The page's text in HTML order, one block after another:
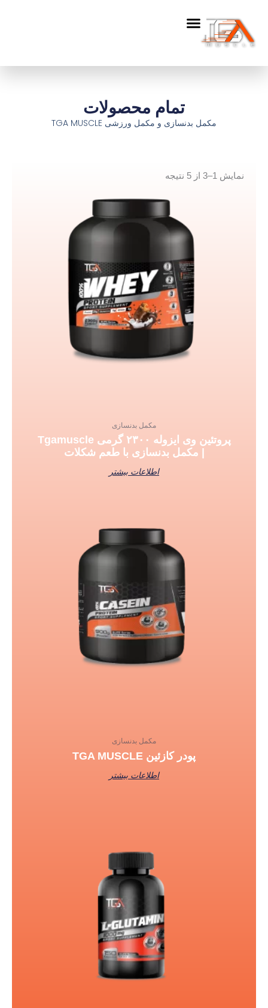
محتوا
تمام محصولات
مکمل‌ بدنسازی و مکمل ورزشی TGA MUSCLE
نمایش 1–3 از 5 نتیجه
مکمل بدنسازی
پروتئین وی ایزوله ۲۳۰۰ گرمی Tgamuscle
| مکمل بدنسازی با طعم شکلات
اطلاعات بیشتر
مکمل بدنسازی
پودر کازئین TGA MUSCLE
اطلاعات بیشتر